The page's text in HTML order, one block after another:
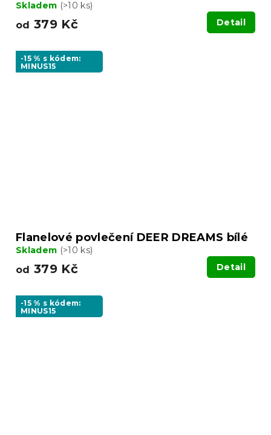
Skladem (>10 ks)
od 379 Kč Detail
-15 % s kódem:
MINUS15
Flanelové povlečení DEER DREAMS bílé
Skladem (>10 ks)
od 379 Kč Detail
-15 % s kódem:
MINUS15